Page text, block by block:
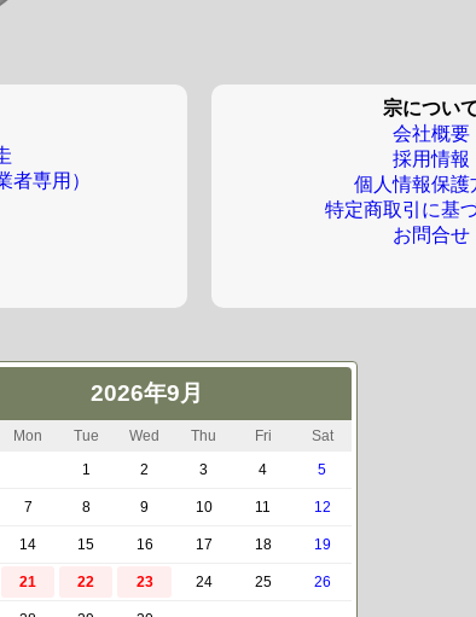
者専用）
宗につい
会社概要
採用情報
個人情報保護
特定商取引に基
お問合せ
2026年9月
Mon Tue Wed Thu Fri
Sat
1
2 3 4 5
7 8 9 10 11 12
14 15 16 17 18 19
21 22 23 24 25 26